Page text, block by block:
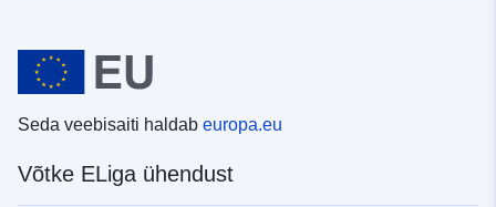
Seda veebisaiti haldab europa.eu
Võtke ELiga ühendust